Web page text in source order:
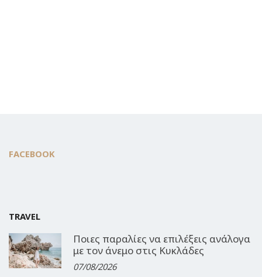
FACEBOOK
TRAVEL
Ποιες παραλίες να επιλέξεις ανάλογα
με τον άνεμο στις Κυκλάδες
07/08/2026